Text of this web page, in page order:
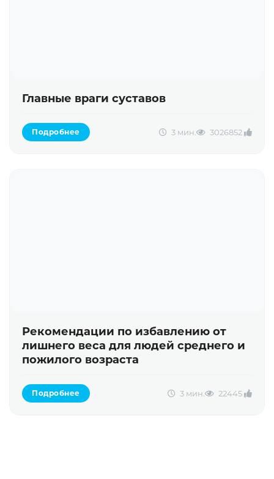
Главные враги суставов
Подробнее 3 мин. 3026852
Рекомендации по избавлению от
лишнего веса для людей среднего и
пожилого возраста
Подробнее 3 мин. 22445